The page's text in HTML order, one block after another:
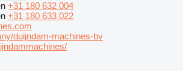
+31 180 632 004
+31 180 633 022
duijndam-machines-bv